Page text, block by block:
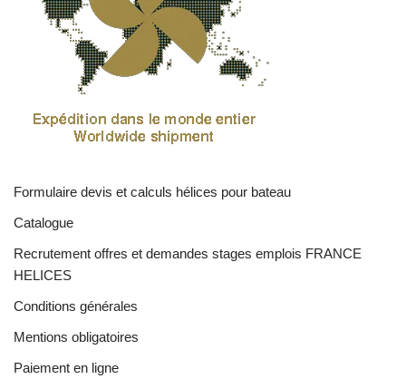
Formulaire devis et calculs hélices pour bateau
Catalogue
Recrutement offres et demandes stages emplois FRANCE
HELICES
Conditions générales
Mentions obligatoires
Paiement en ligne